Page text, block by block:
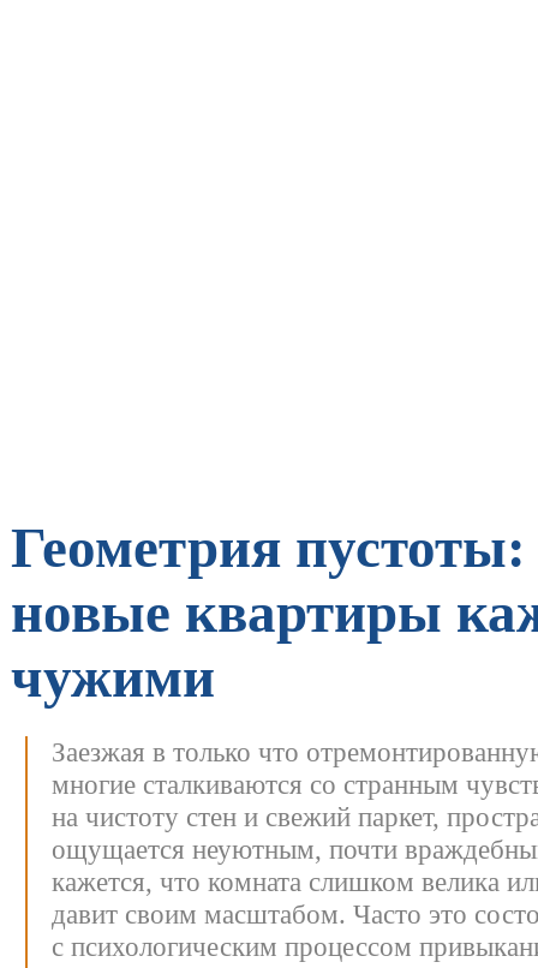
Геометрия
новые квартиры
чужими
Заезжая в только что
многие сталкиваются со странным
на чистоту стен и свежий паркет,
ощущается неуютным, почти
кажется, что комната слишком велика
давит своим масштабом. Часто это
с психологическим процессом